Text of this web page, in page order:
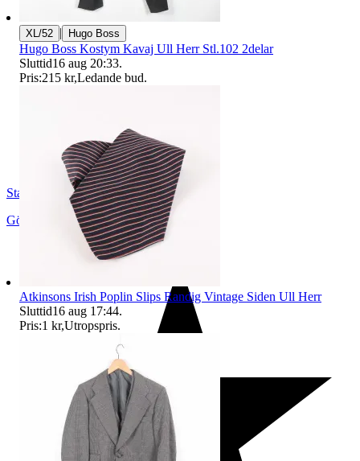
StadsmissionensSecondhandGbg
Göteborg
Sverige
XL/52 | Hugo Boss
Hugo Boss Kostym Kavaj Ull Herr Stl.102 2delar
Sluttid16 aug 20:33.
Pris:215 kr,Ledande bud.
Atkinsons Irish Poplin Slips Randig Vintage Siden Ull Herr
Sluttid16 aug 17:44.
Pris:1 kr,Utropspris.